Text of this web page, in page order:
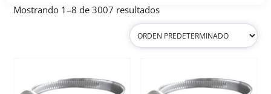
Mostrando 1–8 de 3007 resultados